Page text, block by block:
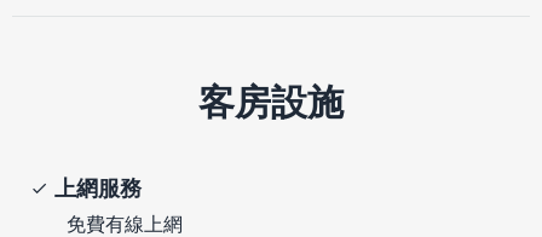
客房設施
上網服務
免費有線上網